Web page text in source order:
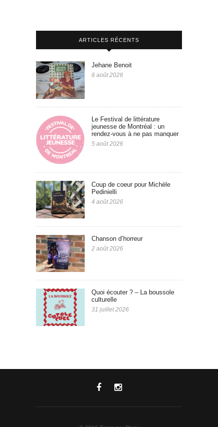
ARTICLES RÉCENTS
Jehane Benoit
6 août 2026
Le Festival de littérature
jeunesse de Montréal : un
rendez-vous à ne pas manquer
5 août 2026
Coup de coeur pour Michèle
Pedinielli
4 août 2026
Chanson d’horreur
2 août 2026
Quoi écouter ? – La boussole
culturelle
31 juillet 2026